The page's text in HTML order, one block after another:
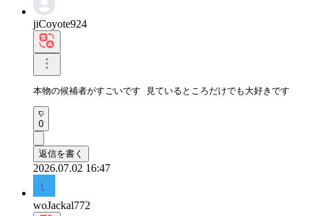
jiCoyote924
本物の候補者がすごいです 見ているところだけでも大好きです
0
返信を書く
2026.07.02 16:47
woJackal772